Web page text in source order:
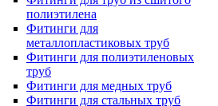
полиэтилена
Фитинги для
металлопластиковых труб
Фитинги для полиэтиленовых
труб
Фитинги для медных труб
Фитинги для стальных труб